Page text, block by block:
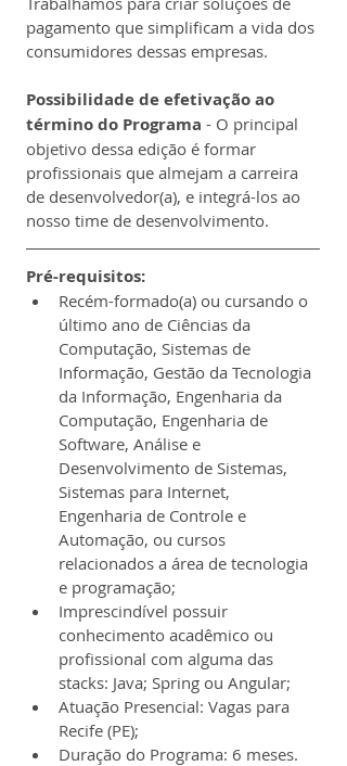
pagamento que simplificam a vida dos
consumidores dessas empresas.
Possibilidade de efetivação ao
término do Programa - O principal
objetivo dessa edição é formar
profissionais que almejam a carreira
de desenvolvedor(a), e integrá-los ao
nosso time de desenvolvimento.
Pré-requisitos:
Recém-formado(a) ou cursando o
último ano de Ciências da
Computação, Sistemas de
Informação, Gestão da Tecnologia
da Informação, Engenharia da
Computação, Engenharia de
Software, Análise e
Desenvolvimento de Sistemas,
Sistemas para Internet,
Engenharia de Controle e
Automação, ou cursos
relacionados a área de tecnologia
e programação;
Imprescindível possuir
conhecimento acadêmico ou
profissional com alguma das
stacks: Java; Spring ou Angular;
Atuação Presencial: Vagas para
Recife (PE);
Duração do Programa: 6 meses.